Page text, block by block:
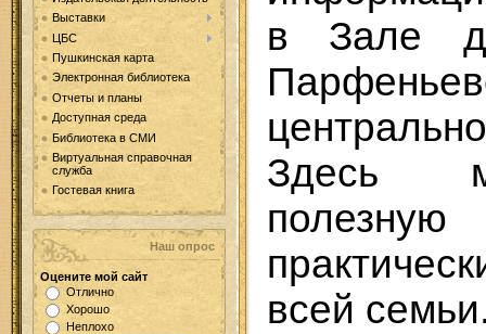
Выставки
ЦБС
Пушкинская карта
Электронная библиотека
Отчеты и планы
Доступная среда
Библиотека в СМИ
Виртуальная справочная
служба
Гостевая книга
Наш опрос
Оцените мой сайт
Отлично
Хорошо
Неплохо
в Зале
Здесь
всей